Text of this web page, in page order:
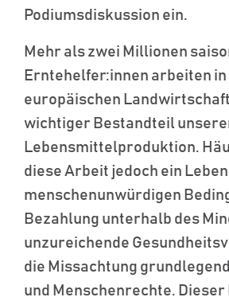
Podiumsdiskussion ein.
Mehr als zwei Millionen
Erntehelfer:innen arbeiten in
europäischen
wichtiger Bestandteil
Lebensmittelproduktion.
diese Arbeit jedoch ein
menschenunwürdigen
Bezahlung unterhalb des
unzureichende
die Missachtung
und Menschenrechte.